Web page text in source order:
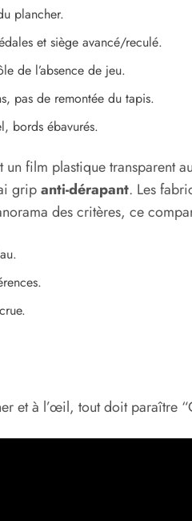
plancher.
et siège avancé/reculé.
de l’absence de jeu.
pas de remontée du tapis.
bords ébavurés.
un film plastique
gripanti-dérapant. Les
des critères, ce
et à l’œil, tout doit paraître